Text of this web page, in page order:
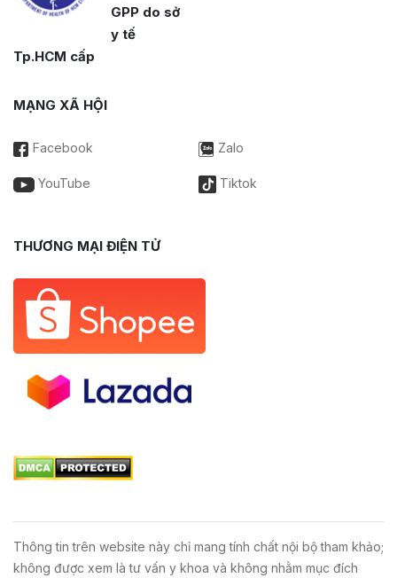
GPP do sở
y tế
Tp.HCM cấp
MẠNG XÃ HỘI
Facebook Zalo
YouTube Tiktok
THƯƠNG MẠI ĐIỆN TỬ
Thông tin trên website này chỉ mang tính chất nội bộ tham khảo;
không được xem là tư vấn y khoa và không nhằm mục đích